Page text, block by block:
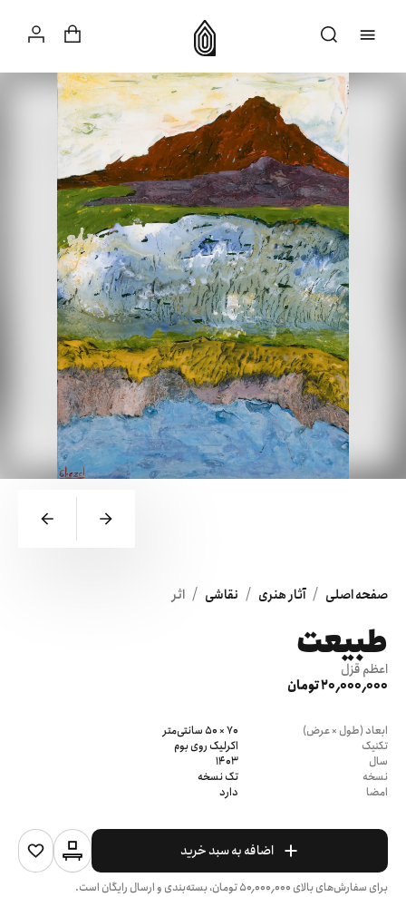
صفحه اصلی / آثار هنری / نقاشی / اثر
طبیعت
اعظم قزل
20٬000٬000 تومان
ابعاد (طول × عرض)
70 × 50 سانتی‌متر
تکنیک
اکرلیک روی بوم
سال
1403
نسخه
تک نسخه
امضا
دارد
اضافه به سبد خرید
برای سفارش‌های بالای ۵۰٬۰۰۰٬۰۰۰تومان، بسته‌بندی و ارسال رایگان است.